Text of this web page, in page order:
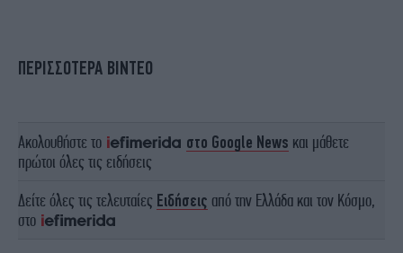
ΠΕΡΙΣΣΟΤΕΡΑ ΒΙΝΤΕΟ
Ακολουθήστε το στο Google News και μάθετε
πρώτοι όλες τις ειδήσεις
Δείτε όλες τις τελευταίες Ειδήσεις από την Ελλάδα και τον Κόσμο,
στο